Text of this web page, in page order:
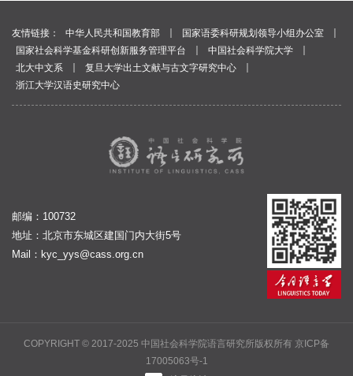
友情链接： 中华人民共和国教育部 国家语委科研规划领导小组办公室
国家社会科学基金科研创新服务管理平台
中国社会科学院大学
北大中文系
复旦大学出土文献与古文字研究中心
浙江大学汉语史研究中心
邮编：100732
地址：北京市东城区建国门内大街5号
Mail： kyc_yys@cass.org.cn
COPYRIGHT © 2017-2025 中国社会科学院语言研究所版权所有 京ICP备
17005063号-1